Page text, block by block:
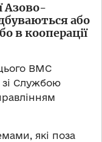
Азово-
або
в кооперації
ВМС
зі Службою
які поза